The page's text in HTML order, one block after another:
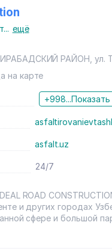
... ещё
РАЙОН ,ул.
на карте
+998...Показать
asfalt.uz
24/7
ROAD
и других городах
сфере и большой
любой сложности